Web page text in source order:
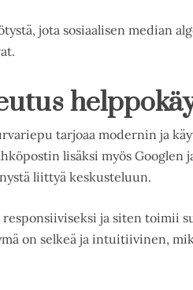
jota sosiaalisen median
tarjoaa modernin ja
lisäksi myös Googlen
liittyä keskusteluun.
ja siten toimii
on selkeä ja intuitiivinen,